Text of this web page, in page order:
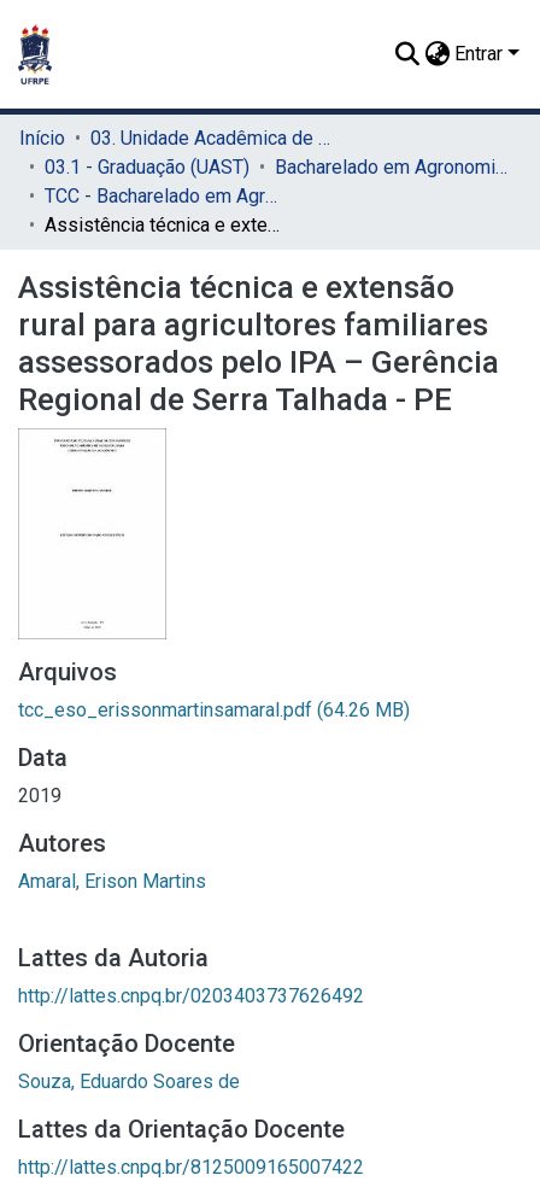
Entrar
Início
03. Unidade Acadêmica de Serra Talhada (UAST)
03.1 - Graduação (UAST)
Bacharelado em Agronomia (UAST)
TCC - Bacharelado em Agronomia (UAST)
Assistência técnica e extensão rural para agricultores familiares assessorados pelo IPA – Gerência Regional de Serra Talhada - PE
Assistência técnica e extensão
rural para agricultores familiares
assessorados pelo IPA – Gerência
Regional de Serra Talhada - PE
Arquivos
tcc_eso_erissonmartinsamaral.pdf (64.26 MB)
Data
2019
Autores
Amaral, Erison Martins
Lattes da Autoria
http://lattes.cnpq.br/0203403737626492
Orientação Docente
Souza, Eduardo Soares de
Lattes da Orientação Docente
http://lattes.cnpq.br/8125009165007422